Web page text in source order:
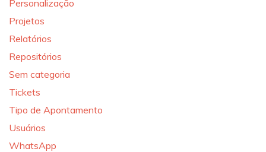
Personalização
Projetos
Relatórios
Repositórios
Sem categoria
Tickets
Tipo de Apontamento
Usuários
WhatsApp